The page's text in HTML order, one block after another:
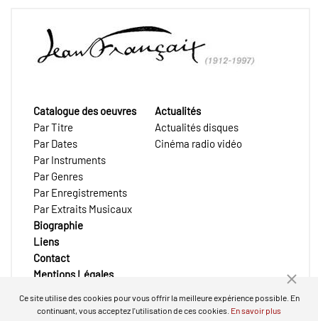
Catalogue des oeuvres
Par Titre
Par Dates
Par Instruments
Par Genres
Par Enregistrements
Par Extraits Musicaux
Actualités
Actualités disques
Cinéma radio vidéo
Biographie
Liens
Contact
Mentions Légales
Ce site utilise des cookies pour vous offrir la meilleure expérience possible. En
continuant, vous acceptez l'utilisation de ces cookies. En savoir plus